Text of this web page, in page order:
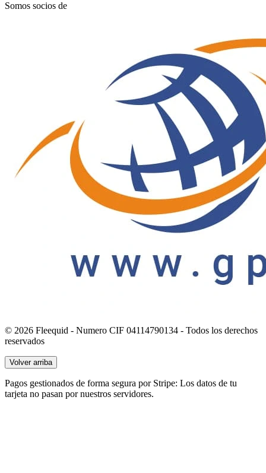
Somos socios de
© 2026 Fleequid - Numero CIF 04114790134 - Todos los derechos
reservados
Volver arriba
Pagos gestionados de forma segura por Stripe: Los datos de tu
tarjeta no pasan por nuestros servidores.